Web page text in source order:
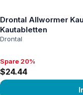
Drontal Allwormer
Kautabletten
Drontal
Spare 20%, $24.44
Spare 20%
$24.44